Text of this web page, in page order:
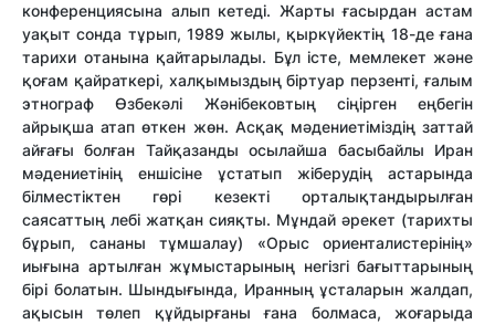
конференциясына алып кетеді. Жарты ғасырдан астам
уақыт сонда тұрып, 1989 жылы, қыркүйектің 18-де ғана
тарихи отанына қайтарылады. Бұл істе, мемлекет және
қоғам қайраткері, халқымыздың біртуар перзенті, ғалым
этнограф Өзбекәлі Жәнібековтың сіңірген еңбегін
айрықша атап өткен жөн. Асқақ мәдениетіміздің заттай
айғағы болған Тайқазанды осылайша басыбайлы Иран
мәдениетінің еншісіне ұстатып жіберудің астарында
білместіктен гөрі кезекті орталықтандырылған
саясаттың лебі жатқан сияқты. Мұндай әрекет (тарихты
бұрып, сананы тұмшалау) «Орыс ориенталистерінің»
иығына артылған жұмыстарының негізгі бағыттарының
бірі болатын. Шындығында, Иранның ұсталарын жалдап,
ақысын төлеп құйдырғаны ғана болмаса, жоғарыда